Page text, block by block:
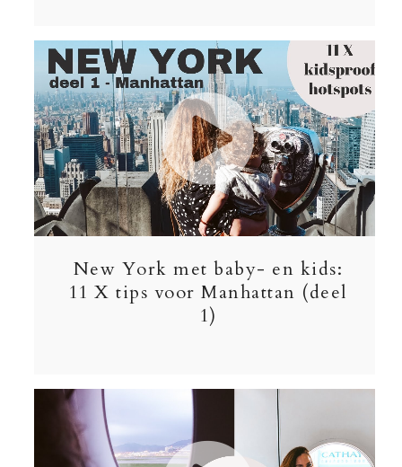
New York met baby- en kids:
11 X tips voor Manhattan (deel
1)